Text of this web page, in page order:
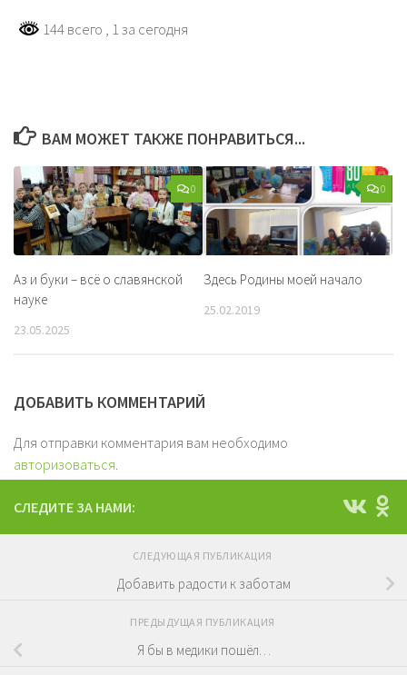
144 всего , 1 за сегодня
ВАМ МОЖЕТ ТАКЖЕ ПОНРАВИТЬСЯ...
0
Аз и буки – всё о славянской
науке
23.05.2025
0
Здесь Родины моей начало
25.02.2019
ДОБАВИТЬ КОММЕНТАРИЙ
Для отправки комментария вам необходимо
авторизоваться.
СЛЕДИТЕ ЗА НАМИ:
СЛЕДУЮЩАЯ ПУБЛИКАЦИЯ
Добавить радости к заботам
ПРЕДЫДУЩАЯ ПУБЛИКАЦИЯ
Я бы в медики пошёл…